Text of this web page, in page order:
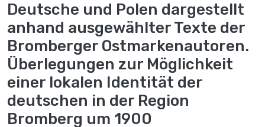
Deutsche und Polen dargestellt
anhand ausgewählter Texte der
Bromberger Ostmarkenautoren.
Überlegungen zur Möglichkeit
einer lokalen Identität der
deutschen in der Region
Bromberg um 1900